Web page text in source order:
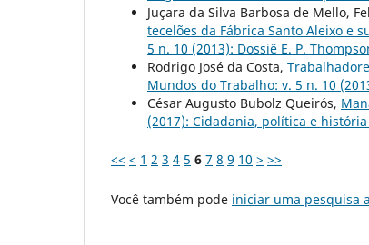
Juçara da Silva Barbosa de Mello,
tecelões da Fábrica Santo Aleixo e
5 n. 10 (2013): Dossiê E. P.
Rodrigo José da Costa,
Mundos do Trabalho: v. 5 n. 10
César Augusto Bubolz Queirós,
(2017): Cidadania, política e
<< < 1 2 3 4 5 6 7 8 9 10 > >>
Você também pode iniciar uma pesquisa